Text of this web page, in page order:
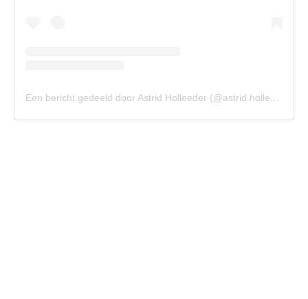
Een bericht gedeeld door Astrid Holleeder (@astrid.holleeder)